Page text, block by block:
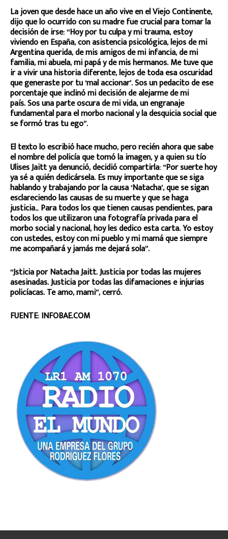
La joven que desde hace un año vive en el Viejo Continente,
dijo que lo ocurrido con su madre fue crucial para tomar la
decisión de irse: “Hoy por tu culpa y mi trauma, estoy
viviendo en España, con asistencia psicológica, lejos de mi
Argentina querida, de mis amigos de mi infancia, de mi
familia, mi abuela, mi papá y de mis hermanos. Me tuve que
ir a vivir una historia diferente, lejos de toda esa oscuridad
que generaste por tu ‘mal accionar’. Sos un pedacito de ese
porcentaje que inclinó mi decisión de alejarme de mi
país. Sos una parte oscura de mi vida, un engranaje
fundamental para el morbo nacional y la desquicia social que
se formó tras tu ego”.
El texto lo escribió hace mucho, pero recién ahora que sabe
el nombre del policía que tomó la imagen, y a quien su tío
Ulises Jaitt ya denunció, decidió compartirla: “Por suerte hoy
ya sé a quién dedicársela. Es muy importante que se siga
hablando y trabajando por la causa ‘Natacha’, que se sigan
esclareciendo las causas de su muerte y que se haga
justicia… Para todos los que tienen causas pendientes, para
todos los que utilizaron una fotografía privada para el
morbo social y nacional, hoy les dedico esta carta. Yo estoy
con ustedes, estoy con mi pueblo y mi mamá que siempre
me acompañará y jamás me dejará sola”.
“Jsticia por Natacha Jaitt. Justicia por todas las mujeres
asesinadas. Justicia por todas las difamaciones e injurias
policíacas. Te amo, mami”, cerró.
FUENTE: INFOBAE.COM